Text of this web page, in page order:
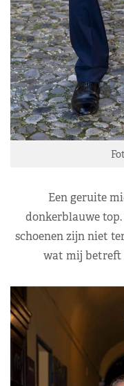
Een geruite
donkerblauwe
schoenen zijn niet
wat mij betreft